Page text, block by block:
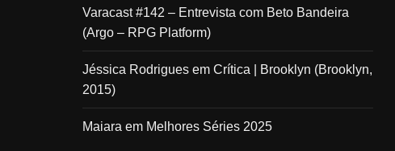
Varacast #142 – Entrevista com Beto Bandeira
(Argo – RPG Platform)
Jéssica Rodrigues em Crítica | Brooklyn (Brooklyn,
2015)
Maiara em Melhores Séries 2025